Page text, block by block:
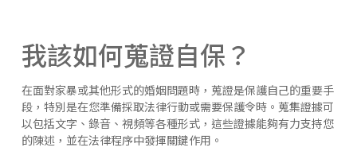
我該如何蒐證自保？
在面對家暴或其他形式的婚姻問題時，蒐證是保護自己的重要手
段，特別是在您準備採取法律行動或需要保護令時。蒐集證據可
以包括文字、錄音、視頻等各種形式，這些證據能夠有力支持您
的陳述，並在法律程序中發揮關鍵作用。